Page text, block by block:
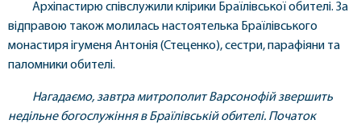
Архіпастирю співслужили клірики Браїлівської обителі. За
відправою також молилась настоятелька Браїлівського
монастиря ігуменя Антонія (Стеценко), сестри, парафіяни та
паломники обителі.
Нагадаємо, завтра митрополит Варсонофій звершить
недільне богослужіння в Браїлівській обителі. Початок